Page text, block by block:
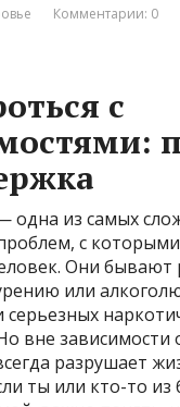
Комментарии: 0
с
одна из самых
с
Они бывают
или
серьезных
вне зависимости
разрушает
ты или кто-то из